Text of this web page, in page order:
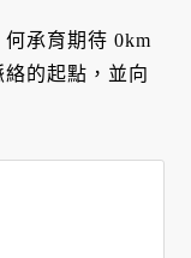
承育期待 0km
的起點，並向